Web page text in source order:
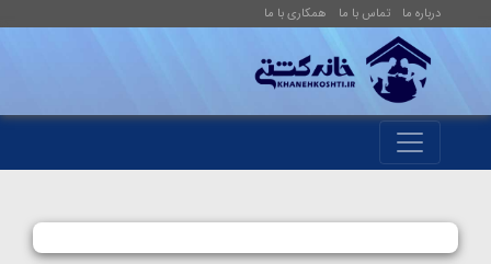
درباره ما تماس با ما همکاری با ما